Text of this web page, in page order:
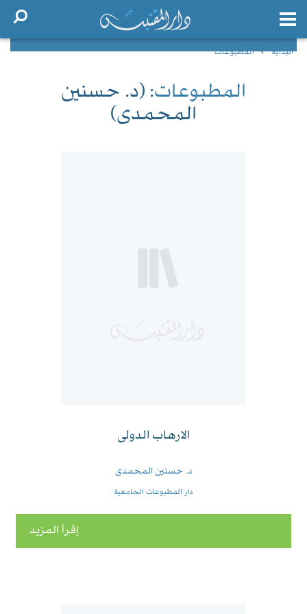
البداية المطبوعات
المطبوعات: (د. حسنين
المحمدى)
الارهاب الدولى
د. حسنين المحمدى
دار المطبوعات الجامعية
إقرأ المزيد